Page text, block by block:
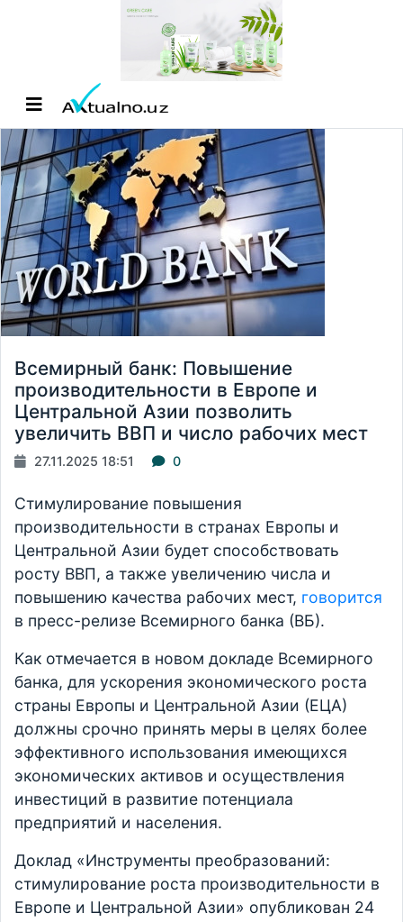
Всемирный банк: Повышение
производительности в Европе и
Центральной Азии позволить
увеличить ВВП и число рабочих мест
27.11.2025 18:51 0
Стимулирование повышения
производительности в странах Европы и
Центральной Азии будет способствовать
росту ВВП, а также увеличению числа и
повышению качества рабочих мест, говорится
в пресс-релизе Всемирного банка (ВБ).
Как отмечается в новом докладе Всемирного
банка, для ускорения экономического роста
страны Европы и Центральной Азии (ЕЦА)
должны срочно принять меры в целях более
эффективного использования имеющихся
экономических активов и осуществления
инвестиций в развитие потенциала
предприятий и населения.
Доклад «Инструменты преобразований:
стимулирование роста производительности в
Европе и Центральной Азии» опубликован 24